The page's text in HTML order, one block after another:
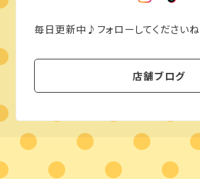
毎日更新中♪フォローしてくださいね
店舗ブログ